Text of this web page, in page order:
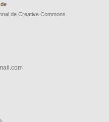
de Creative Commons